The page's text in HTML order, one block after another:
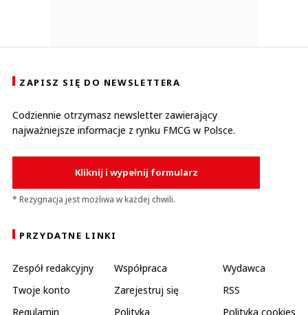
ZAPISZ SIĘ DO NEWSLETTERA
Codziennie otrzymasz newsletter zawierający
najważniejsze informacje z rynku FMCG w Polsce.
Kliknij i wypełnij formularz
* Rezygnacja jest możliwa w każdej chwili.
PRZYDATNE LINKI
Zespół redakcyjny Współpraca
Wydawca
Twoje konto
Zarejestruj się
RSS
Regulamin
Polityka
Polityka cookies